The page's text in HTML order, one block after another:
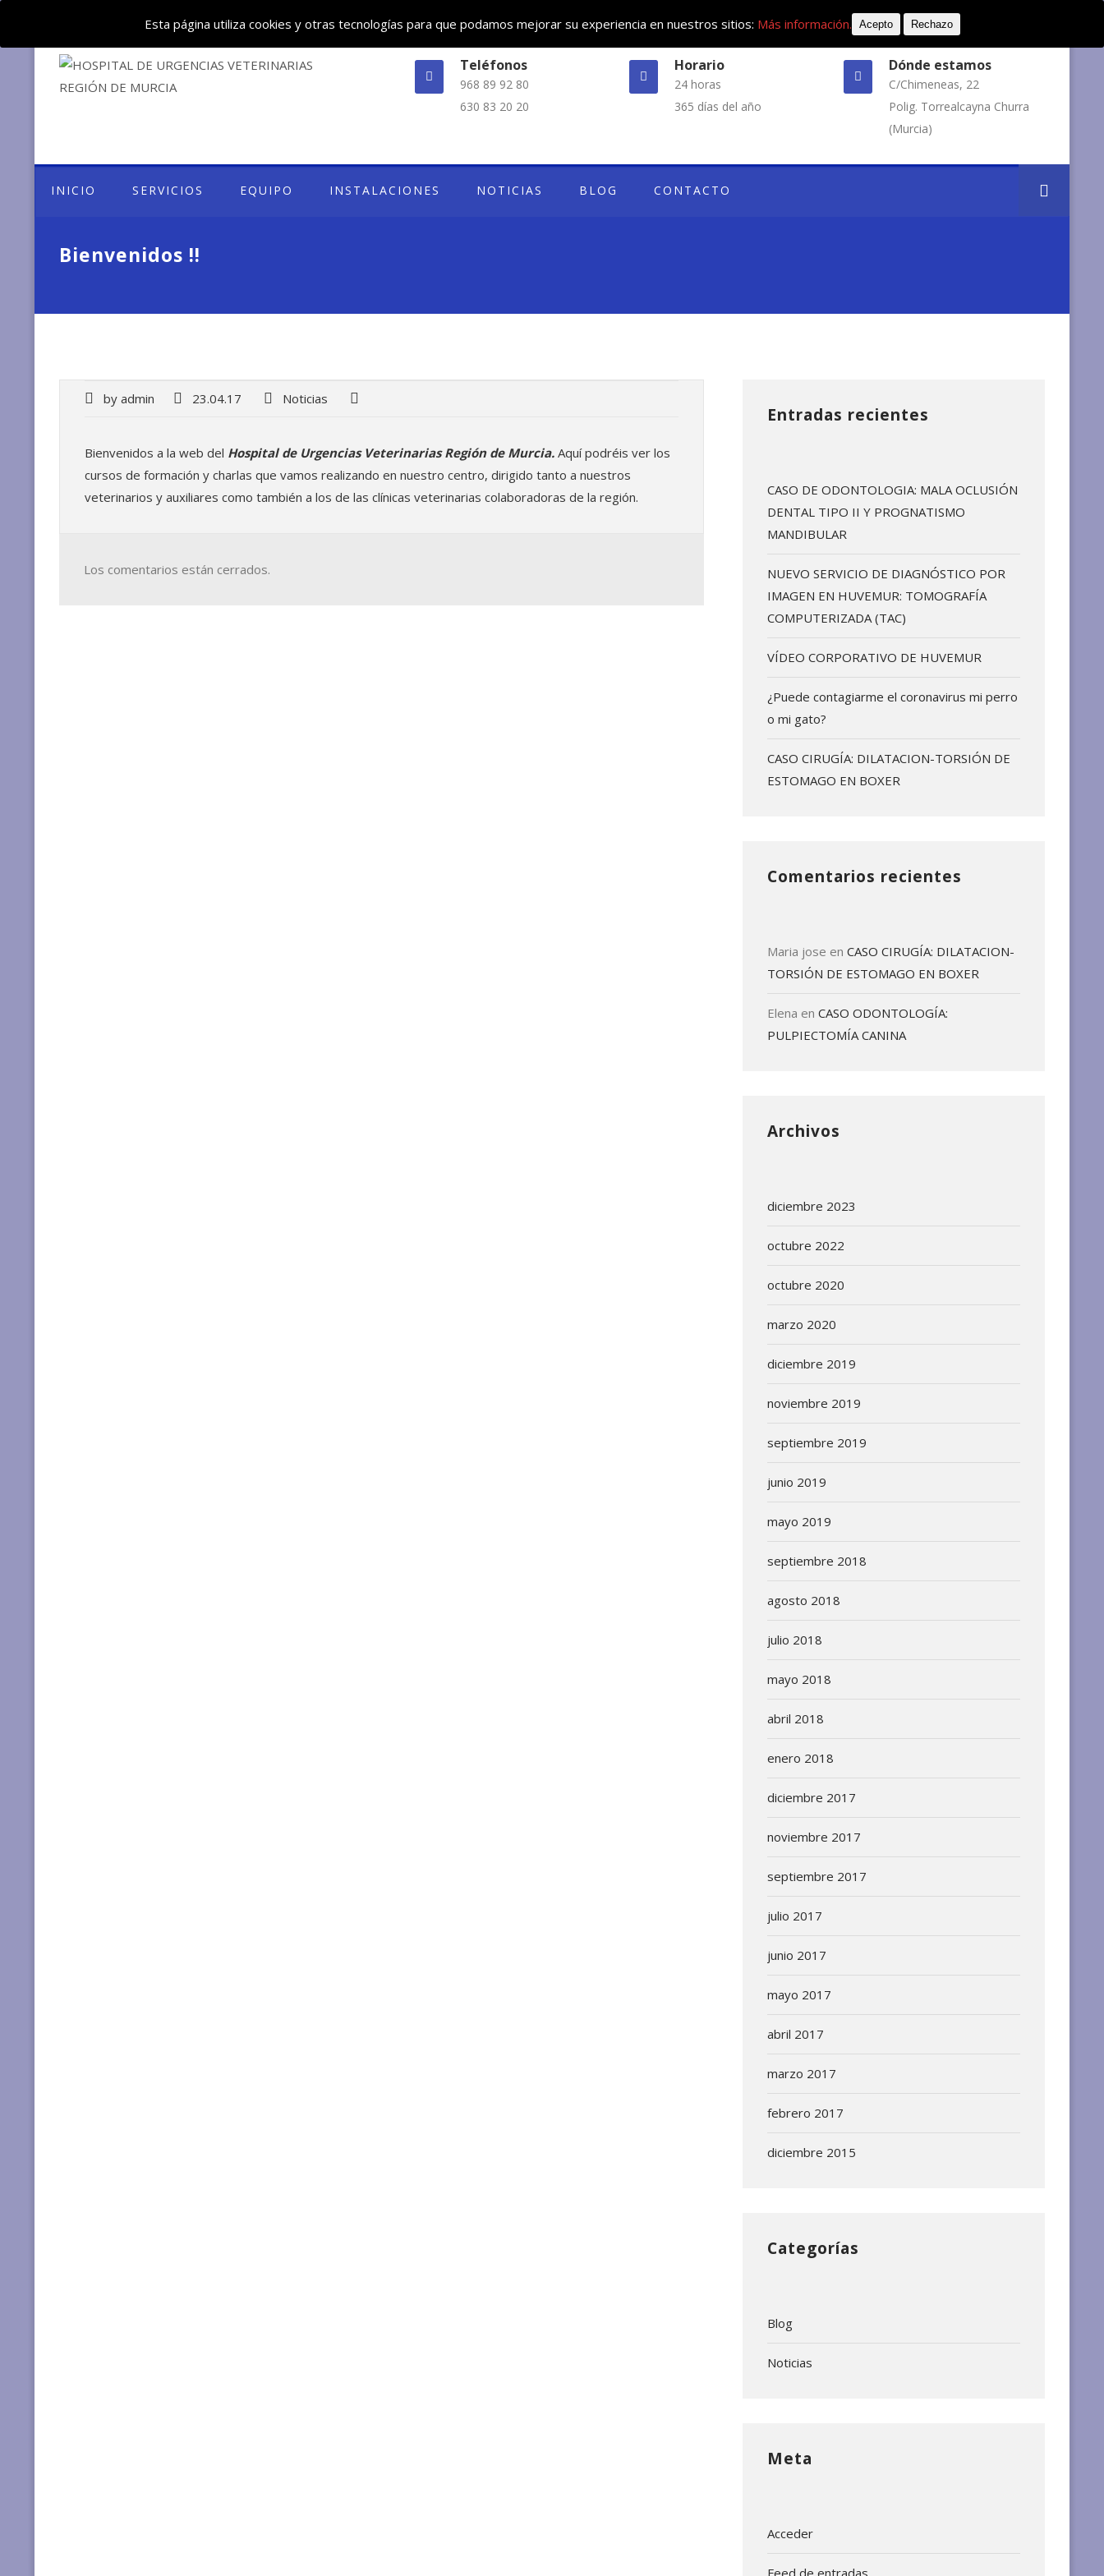
Deje su mensaje: huvemur@veterinariourgente.com
Teléfonos
968 89 92 80
630 83 20 20
Horario
24 horas
365 días del año
Dónde estamos
C/Chimeneas, 22
Polig. Torrealcayna Churra
(Murcia)
INICIO SERVICIOS EQUIPO INSTALACIONES NOTICIAS BLOG CONTACTO
Bienvenidos !!
by admin 23.04.17 Noticias
Bienvenidos a la web del Hospital de Urgencias Veterinarias Región de Murcia. Aquí podréis ver los
cursos de formación y charlas que vamos realizando en nuestro centro, dirigido tanto a nuestros
veterinarios y auxiliares como también a los de las clínicas veterinarias colaboradoras de la región.
Los comentarios están cerrados.
Entradas recientes
CASO DE ODONTOLOGIA: MALA OCLUSIÓN
DENTAL TIPO II Y PROGNATISMO
MANDIBULAR
NUEVO SERVICIO DE DIAGNÓSTICO POR
IMAGEN EN HUVEMUR: TOMOGRAFÍA
COMPUTERIZADA (TAC)
VÍDEO CORPORATIVO DE HUVEMUR
¿Puede contagiarme el coronavirus mi perro
o mi gato?
CASO CIRUGÍA: DILATACION-TORSIÓN DE
ESTOMAGO EN BOXER
Comentarios recientes
Maria jose en CASO CIRUGÍA: DILATACION-
TORSIÓN DE ESTOMAGO EN BOXER
Elena en CASO ODONTOLOGÍA:
PULPIECTOMÍA CANINA
Archivos
diciembre 2023
octubre 2022
octubre 2020
marzo 2020
diciembre 2019
noviembre 2019
septiembre 2019
junio 2019
mayo 2019
septiembre 2018
agosto 2018
julio 2018
mayo 2018
abril 2018
enero 2018
diciembre 2017
noviembre 2017
septiembre 2017
julio 2017
junio 2017
mayo 2017
abril 2017
marzo 2017
febrero 2017
diciembre 2015
Categorías
Blog
Noticias
Meta
Acceder
Feed de entradas
Esta página utiliza cookies y otras tecnologías para que podamos mejorar su experiencia en nuestros sitios: Más información. Acepto Rechazo